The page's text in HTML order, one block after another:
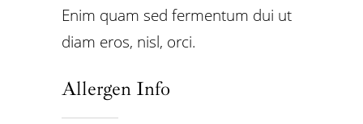
Enim quam sed fermentum dui ut
diam eros, nisl, orci.
Allergen Info